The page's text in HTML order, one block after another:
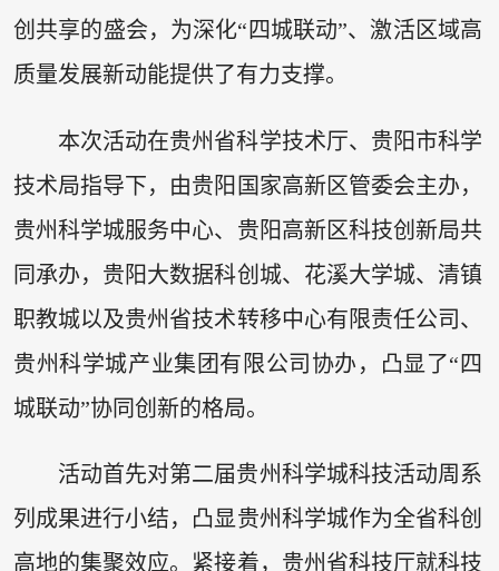
创共享的盛会，为深化“四城联动”、激活区域高
质量发展新动能提供了有力支撑。
本次活动在贵州省科学技术厅、贵阳市科学
技术局指导下，由贵阳国家高新区管委会主办，
贵州科学城服务中心、贵阳高新区科技创新局共
同承办，贵阳大数据科创城、花溪大学城、清镇
职教城以及贵州省技术转移中心有限责任公司、
贵州科学城产业集团有限公司协办，凸显了“四
城联动”协同创新的格局。
活动首先对第二届贵州科学城科技活动周系
列成果进行小结，凸显贵州科学城作为全省科创
高地的集聚效应。紧接着，贵州省科技厅就科技